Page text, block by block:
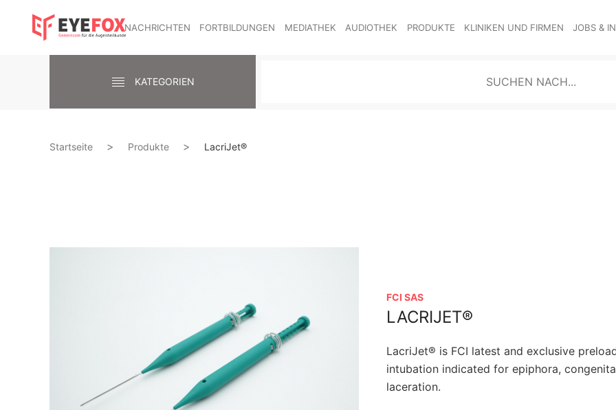
NACHRICHTEN FORTBILDUNGEN MEDIATHEK AUDIOTHEK PRODUKTE KLINIKEN UND FIRMEN JOBS &
KATEGORIEN
Startseite Produkte LacriJet®
FCI SAS
LACRIJET®
LacriJet® is FCI latest and exclusive
intubation indicated for epiphora,
laceration.